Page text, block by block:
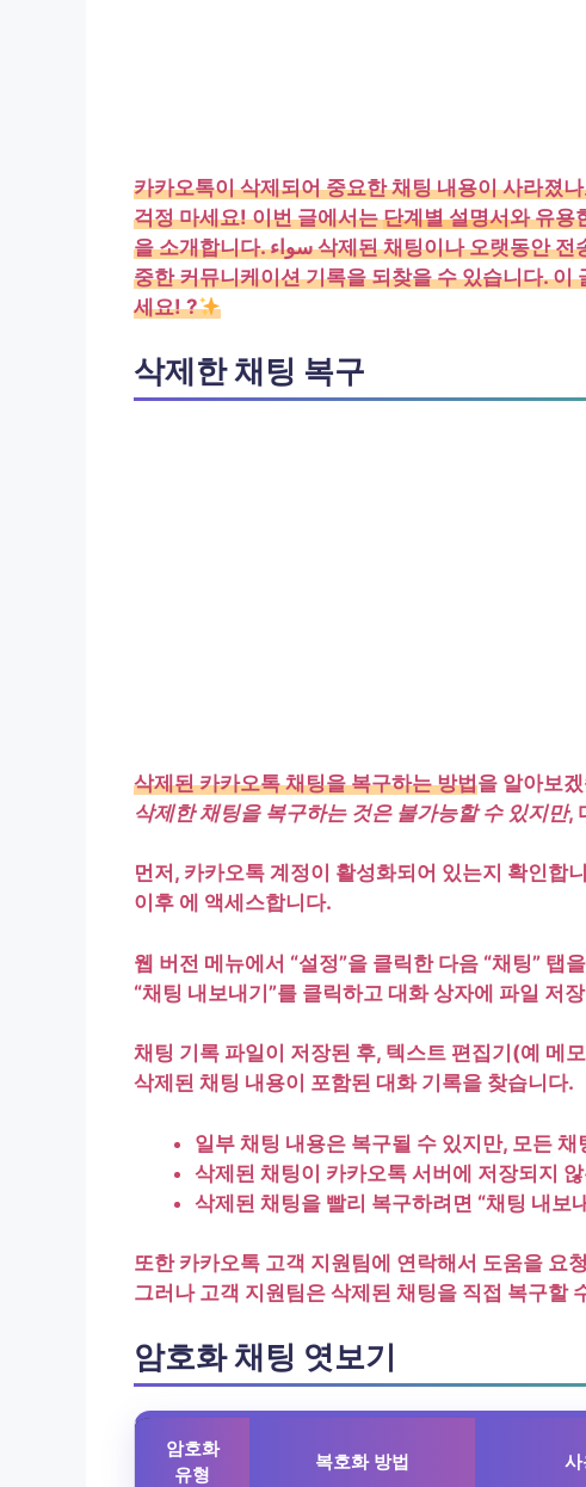
카카오톡이 삭제되어 중요한 채팅 내용이 사라졌
걱정 마세요! 이번 글에서는단계별 설명서와 유용
을 소개합니다. سواء 삭제된 채팅이나 오랫동안 전송했던 메시지에 관계없이 이 가이드를 따르면 소
중한 커뮤니케이션 기록을 되찾을 수 있습니다.
세요! ?
삭제한 채팅 복구
삭제된 카카오톡 채팅을 복구하는 방법을 알아보
삭제한 채팅을 복구하는 것은 불가능할 수 있지만,
먼저, 카카오톡 계정이 활성화되어 있는지 확인합
이후 에 액세스합니다.
웹 버전 메뉴에서 “설정”을 클릭한 다음 “채팅” 탭
“채팅 내보내기”를 클릭하고 대화 상자에 파일 저
채팅 기록 파일이 저장된 후, 텍스트 편집기(예 메
삭제된 채팅 내용이 포함된 대화 기록을 찾습니다.
일부 채팅 내용은 복구될 수 있지만, 모든 채
삭제된 채팅이 카카오톡 서버에 저장되지
삭제된 채팅을 빨리 복구하려면 “채팅 내보
또한 카카오톡 고객 지원팀에 연락해서 도움을 요
그러나 고객 지원팀은 삭제된 채팅을 직접 복구할
암호화 채팅 엿보기
암호화
유형
복호화 방법